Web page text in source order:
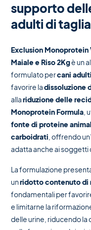
supporto
adulti di
Exclusion Monoprotein
Maiale e Riso 2Kgè un
formulato percani
favorire ladissoluzione
allariduzione delle
Monoprotein Formula ,
fonte di proteine
carboidrati , offrendo
adatta anche ai soggetti
La formulazione
unridotto contenuto di
fondamentali per
e limitarne la
delle urine, riducendo la